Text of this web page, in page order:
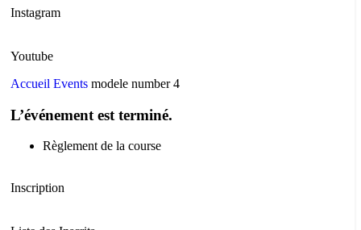
Instagram
Youtube
Accueil Events modele number 4
L’événement est terminé.
Règlement de la course
Inscription